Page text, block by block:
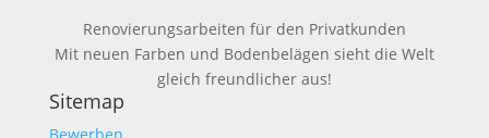
Renovierungsarbeiten für den Privatkunden
Mit neuen Farben und Bodenbelägen sieht die Welt
gleich freundlicher aus!
Sitemap